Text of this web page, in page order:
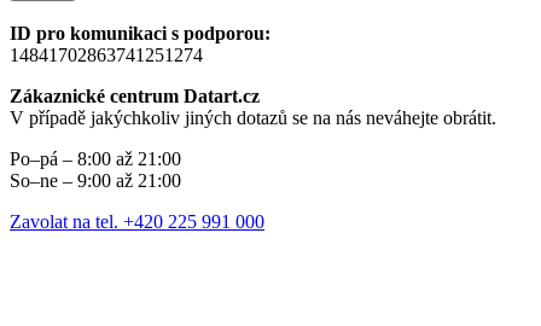
ID pro komunikaci s podporou:
14841702863741251274
Zákaznické centrum Datart.cz
V případě jakýchkoliv jiných dotazů se na nás neváhejte obrátit.
Po–pá – 8:00 až 21:00
So–ne – 9:00 až 21:00
Zavolat na tel. +420 225 991 000